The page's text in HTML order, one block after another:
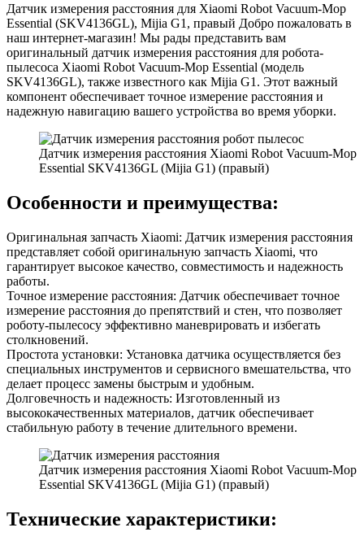
Датчик измерения расстояния для Xiaomi Robot Vacuum-Mop
Essential (SKV4136GL), Mijia G1, правый Добро пожаловать в
наш интернет-магазин! Мы рады представить вам
оригинальный датчик измерения расстояния для робота-
пылесоса Xiaomi Robot Vacuum-Mop Essential (модель
SKV4136GL), также известного как Mijia G1. Этот важный
компонент обеспечивает точное измерение расстояния и
надежную навигацию вашего устройства во время уборки.
Датчик измерения расстояния Xiaomi Robot Vacuum-Mop
Essential SKV4136GL (Mijia G1) (правый)
Особенности и преимущества:
Оригинальная запчасть Xiaomi: Датчик измерения расстояния
представляет собой оригинальную запчасть Xiaomi, что
гарантирует высокое качество, совместимость и надежность
работы.
Точное измерение расстояния: Датчик обеспечивает точное
измерение расстояния до препятствий и стен, что позволяет
роботу-пылесосу эффективно маневрировать и избегать
столкновений.
Простота установки: Установка датчика осуществляется без
специальных инструментов и сервисного вмешательства, что
делает процесс замены быстрым и удобным.
Долговечность и надежность: Изготовленный из
высококачественных материалов, датчик обеспечивает
стабильную работу в течение длительного времени.
Датчик измерения расстояния Xiaomi Robot Vacuum-Mop
Essential SKV4136GL (Mijia G1) (правый)
Технические характеристики: